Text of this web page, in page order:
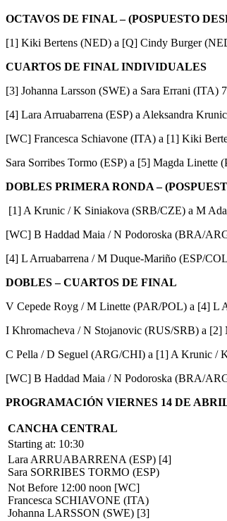
OCTAVOS DE FINAL – (POSPUESTO
[1] Kiki Bertens (NED) a [Q] Cindy Burger
CUARTOS DE FINAL INDIVIDUALES
[3] Johanna Larsson (SWE) a Sara Errani (ITA)
[4] Lara Arruabarrena (ESP) a Aleksandra
[WC] Francesca Schiavone (ITA) a [1] Kiki
Sara Sorribes Tormo (ESP) a [5] Magda Linette
DOBLES PRIMERA RONDA –
[1] A Krunic / K Siniakova (SRB/CZE) a M
[WC] B Haddad Maia / N Podoroska (BRA/
[4] L Arruabarrena / M Duque-Mariño (ESP/
DOBLES – CUARTOS DE FINAL
V Cepede Royg / M Linette (PAR/POL) a [4]
I Khromacheva / N Stojanovic (RUS/SRB) a
C Pella / D Seguel (ARG/CHI) a [1] A Krunic /
[WC] B Haddad Maia / N Podoroska (BRA/
PROGRAMACIÓN VIERNES 14 DE
CANCHA CENTRAL
Starting at: 10:30
Lara ARRUABARRENA (ESP) [4]
Sara SORRIBES TORMO (ESP)
Not Before 12:00 noon [WC]
Francesca SCHIAVONE (ITA)
Johanna LARSSON (SWE) [3]